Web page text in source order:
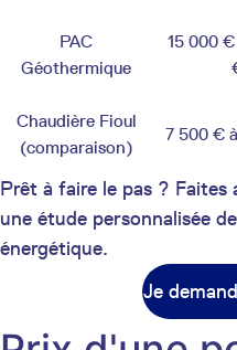
PAC
Géothermique
15 000
Chaudière Fioul
(comparaison)
7 500 €
Prêt à faire le pas ?
une étude personnalisée
énergétique.
Je